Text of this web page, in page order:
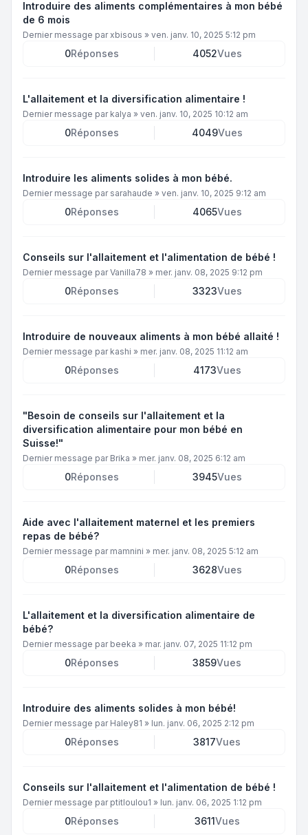
Introduire des aliments complémentaires à mon bébé
de 6 mois
Dernier message parxbisous » ven. janv. 10, 2025 5:12 pm
0Réponses 4052Vues
L'allaitement et la diversification alimentaire !
Dernier message par kalya » ven. janv. 10, 2025 10:12 am
0Réponses 4049Vues
Introduire les aliments solides à mon bébé.
Dernier message par sarahaude » ven. janv. 10, 2025 9:12 am
0Réponses 4065Vues
Conseils sur l'allaitement et l'alimentation de bébé !
Dernier message parVanilla78 » mer. janv. 08, 2025 9:12 pm
0Réponses 3323Vues
Introduire de nouveaux aliments à mon bébé allaité !
Dernier message par kashi » mer. janv. 08, 2025 11:12 am
0Réponses 4173Vues
"Besoin de conseils sur l'allaitement et la
diversification alimentaire pour mon bébé en
Suisse!"
Dernier message par Brika » mer. janv. 08, 2025 6:12 am
0Réponses 3945Vues
Aide avec l'allaitement maternel et les premiers
repas de bébé?
Dernier message par mamnini » mer. janv. 08, 2025 5:12 am
0Réponses 3628Vues
L'allaitement et la diversification alimentaire de
bébé?
Dernier message par beeka » mar. janv. 07, 2025 11:12 pm
0Réponses 3859Vues
Introduire des aliments solides à mon bébé!
Dernier message par Haley81 » lun. janv. 06, 2025 2:12 pm
0Réponses 3817Vues
Conseils sur l'allaitement et l'alimentation de bébé !
Dernier message par ptitloulou1 » lun. janv. 06, 2025 1:12 pm
0Réponses 3611Vues